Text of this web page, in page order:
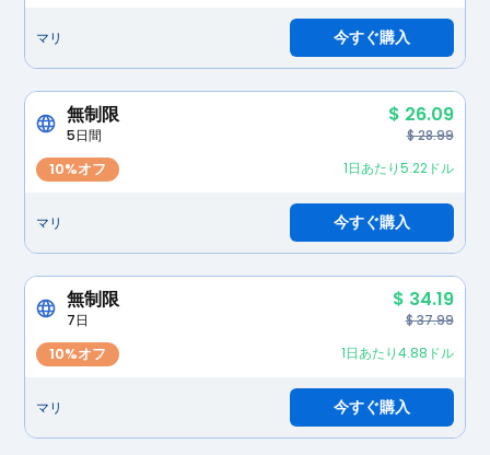
マリ 今すぐ購入
無制限 $ 26.09
5日間 $ 28.99
10%オフ 1日あたり5.22ドル
マリ 今すぐ購入
無制限 $ 34.19
7日 $ 37.99
10%オフ 1日あたり4.88ドル
マリ 今すぐ購入